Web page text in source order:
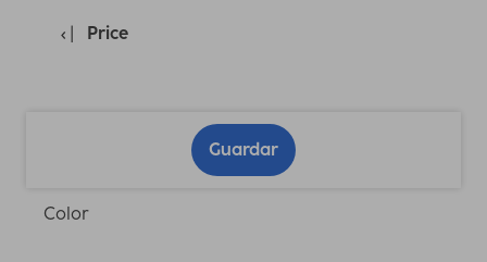
Price
Guardar
Color